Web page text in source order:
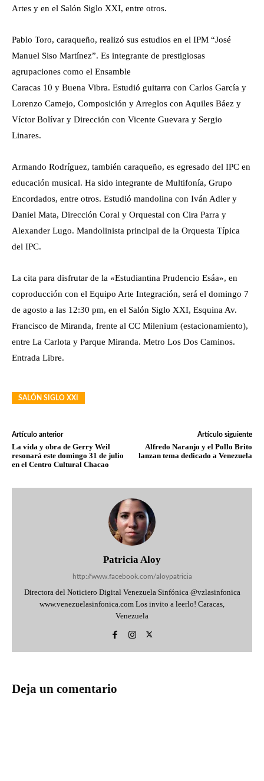
Artes y en el Salón Siglo XXI, entre otros.
Pablo Toro, caraqueño, realizó sus estudios en el IPM “José
Manuel Siso Martínez”. Es integrante de prestigiosas
agrupaciones como el Ensamble
Caracas 10 y Buena Vibra. Estudió guitarra con Carlos García y
Lorenzo Camejo, Composición y Arreglos con Aquiles Báez y
Víctor Bolívar y Dirección con Vicente Guevara y Sergio
Linares.
Armando Rodríguez, también caraqueño, es egresado del IPC en
educación musical. Ha sido integrante de Multifonía, Grupo
Encordados, entre otros. Estudió mandolina con Iván Adler y
Daniel Mata, Dirección Coral y Orquestal con Cira Parra y
Alexander Lugo. Mandolinista principal de la Orquesta Típica
del IPC.
La cita para disfrutar de la «Estudiantina Prudencio Esáa», en
coproducción con el Equipo Arte Integración, será el domingo 7
de agosto a las 12:30 pm, en el Salón Siglo XXI, Esquina Av.
Francisco de Miranda, frente al CC Milenium (estacionamiento),
entre La Carlota y Parque Miranda. Metro Los Dos Caminos.
Entrada Libre.
SALÓN SIGLO XXI
Artículo anterior
La vida y obra de Gerry Weil
resonará este domingo 31 de julio
en el Centro Cultural Chacao
Artículo siguiente
Alfredo Naranjo y el Pollo Brito
lanzan tema dedicado a Venezuela
Patricia Aloy
http://www.facebook.com/aloypatricia
Directora del Noticiero Digital Venezuela Sinfónica @vzlasinfonica
www.venezuelasinfonica.com Los invito a leerlo! Caracas,
Venezuela
Deja un comentario